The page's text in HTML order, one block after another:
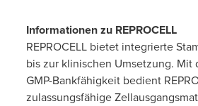
Informationen zu REPROCELL
REPROCELL bietet integrierte
bis zur klinischen Umsetzung. Mit
GMP-Bankfähigkeit bedient
zulassungsfähige